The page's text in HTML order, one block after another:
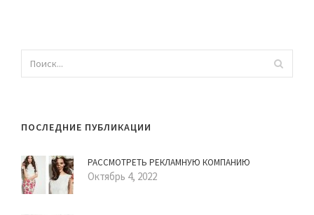
ПОСЛЕДНИЕ ПУБЛИКАЦИИ
РАССМОТРЕТЬ РЕКЛАМНУЮ КОМПАНИЮ
Октябрь 4, 2022